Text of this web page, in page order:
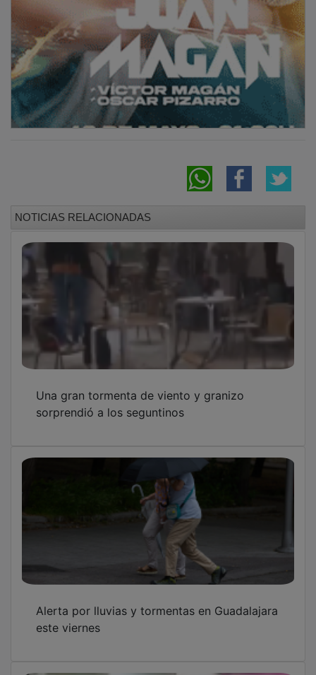
El adiós definitivo a la Primera División
partículas PM10 en Cuenca y Guadalajara por
polvo sahariano
OTRAS NOTICIAS
PUBLICIDAD
PUBLICIDAD
PUBLICIDAD